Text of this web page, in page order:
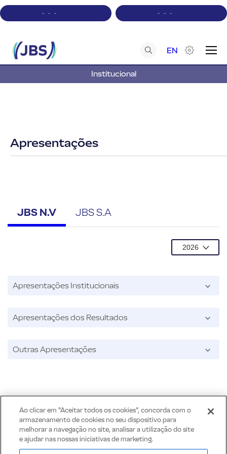
- - - - - -
Institucional
EN
A+ A-
Apresentações
JBS N.V JBS S.A
Apresentações Institucionais
Apresentações dos Resultados
Outras Apresentações
Ao clicar em "Aceitar todos os cookies", concorda com o
armazenamento de cookies no seu dispositivo para
melhorar a navegação no site, analisar a utilização do site
e ajudar nas nossas iniciativas de marketing.